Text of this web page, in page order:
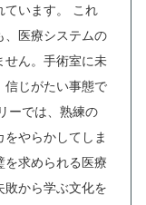
います。
これ
、医療システムの
せん。手術室に未
信じがたい事態で
ーでは、熟練の
やらかしてしま
を求められる医療
敗から学ぶ文化を